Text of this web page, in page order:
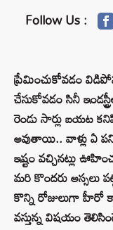
Follow Us :
ప్రేమించుకోవడం
చేసుకోవడం సినీ
రెండు సార్లు బయట
అవుతాయి.. వాళ్లు ఏ
ఇష్టం వచ్చినట్లు
మరి కొందరు అస్సలు
కొన్ని రోజులుగా హీరో
వస్తున్న విషయం